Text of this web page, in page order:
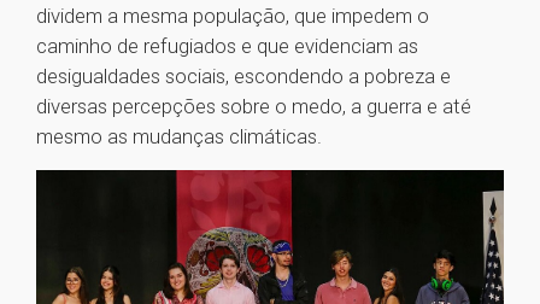
dividem a mesma população, que impedem o
caminho de refugiados e que evidenciam as
desigualdades sociais, escondendo a pobreza e
diversas percepções sobre o medo, a guerra e até
mesmo as mudanças climáticas.